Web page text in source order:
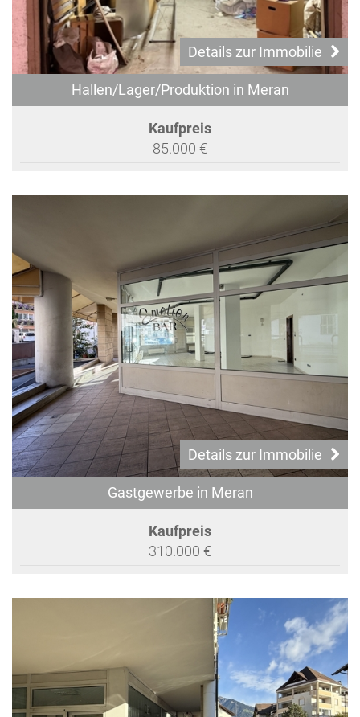
Details zur Immobilie
Hallen/Lager/Produktion in Meran
Kaufpreis
85.000 €
Details zur Immobilie
Gastgewerbe in Meran
Kaufpreis
310.000 €